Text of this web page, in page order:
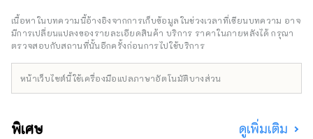
สาธารณะแห่งนี้แบ่งออกเป็นโซนซาฟารีและโซน
ปฏิสัมพันธ์ ซึ่งคุณสามารถใช้เวลาสังเกตและ
โต้ตอบกับสัตว์ในสภาพแวดล้อมทางธรรมชาติได้
เนื้อหาในบทความนี้อ้างอิงจากการเก็บข้อมูลในช่วงเวลาที่เขียนบทความ อาจ
มีการเปลี่ยนแปลงของรายละเอียดสินค้า บริการ ราคาในภายหลังได้ กรุณา
ตรวจสอบกับสถานที่นั้นอีกครั้งก่อนการไปใช้บริการ
หน้าเว็บไซต์นี้ใช้เครื่องมือแปลภาษาอัตโนมัติบางส่วน
พิเศษ ดูเพิ่มเติม